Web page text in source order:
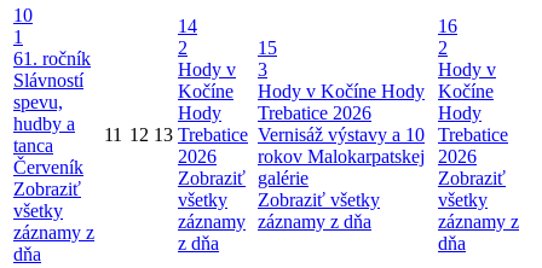
10
1
61. ročník
Slávností
spevu,
hudby a
tanca
Červeník
Zobraziť
všetky
záznamy z
dňa
11 12 13
14
2
Hody v
Kočíne
Hody
Trebatice
2026
Zobraziť
všetky
záznamy
z dňa
15
3
Hody v Kočíne Hody
Trebatice 2026
Vernisáž výstavy a 10
rokov Malokarpatskej
galérie
Zobraziť všetky
záznamy z dňa
16
2
Hody v
Kočíne
Hody
Trebatice
2026
Zobraziť
všetky
záznamy z
dňa